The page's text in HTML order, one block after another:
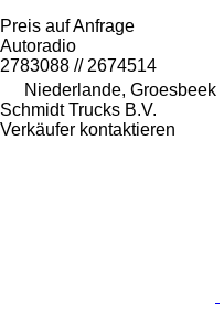
Preis auf Anfrage
Autoradio
2783088 // 2674514
Niederlande, Groesbeek
Schmidt Trucks B.V.
Verkäufer kontaktieren